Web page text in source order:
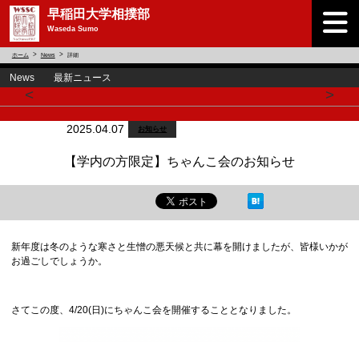
早稲田大学相撲部
Waseda Sumo
ホーム News 詳細
News 最新ニュース
< >
2025.04.07 お知らせ
【学内の方限定】ちゃんこ会のお知らせ
新年度は冬のような寒さと生憎の悪天候と共に幕を開けましたが、皆様いかが
お過ごしでしょうか。
さてこの度、4/20(日)にちゃんこ会を開催することとなりました。